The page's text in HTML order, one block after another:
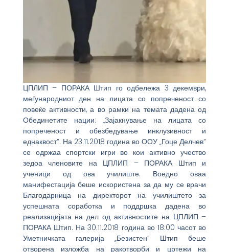
ЦПЛИП – ПОРАКА Штип го одбележа 3 декември,
меѓународниот ден на лицата со попреченост со
повеќе активности, а во рамки на темата дадена од
Обединетите нации: „Зајакнување на лицата со
попреченост и обезбедување инклузивност и
еднаквост”. На 23.11.2018 година во ООУ „Гоце Делчев”
се одржаа спортски игри во кои активно учество
зедоа членовите на ЦПЛИП – ПОРАКА Штип и
ученици од ова училиште. Воедно оваа
манифестација беше искористена за да му се врачи
Благодарница на директорот на училиштето за
успешната соработка и поддршка дадена во
реализацијата на дел од активностите на ЦПЛИП –
ПОРАКА Штип. На 30.11.2018 година во 18:00 часот во
Уметничката галерија „Безистен” Штип беше
отворена изложба на ракотворби и цртежи на